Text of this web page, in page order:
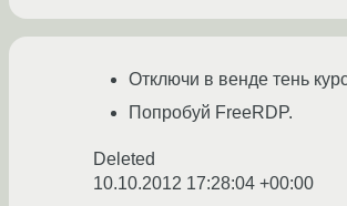
Отключи в венде тень
Попробуй FreeRDP.
Deleted
10.10.2012 17:28:04 +00:00